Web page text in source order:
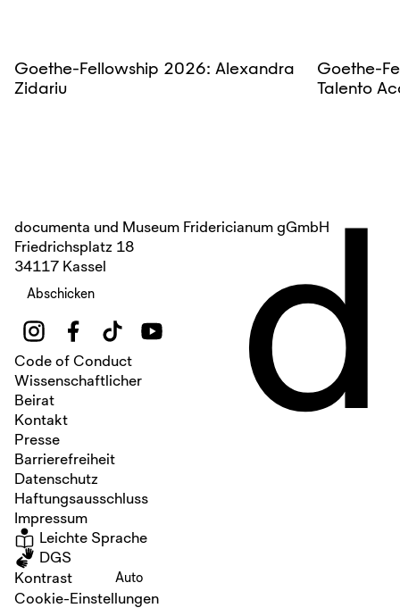
Goethe-Fellowship 2026: Alexandra
Zidariu
Goethe-
Talento
documenta und Museum Fridericianum gGmbH
Friedrichsplatz 18
34117 Kassel
Abschicken
Code of Conduct
Wissenschaftlicher
Beirat
Kontakt
Presse
Barrierefreiheit
Datenschutz
Haftungsausschluss
Impressum
Leichte Sprache
DGS
Kontrast
Auto
Cookie-Einstellungen
d